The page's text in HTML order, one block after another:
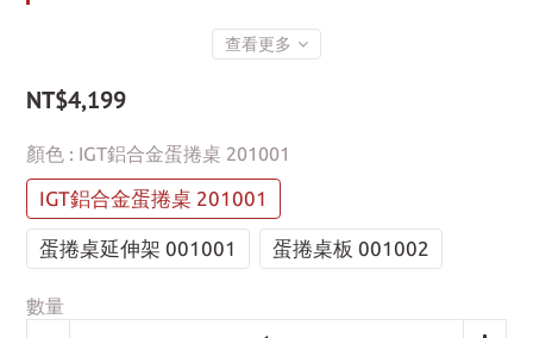
查看更多
NT$4,199
顏色 : IGT鋁合金蛋捲桌 201001
IGT鋁合金蛋捲桌 201001
蛋捲桌延伸架 001001 蛋捲桌板 001002
數量